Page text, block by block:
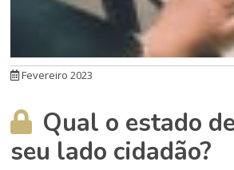
Fevereiro 2023
Qual o estado
seu lado cidadão?